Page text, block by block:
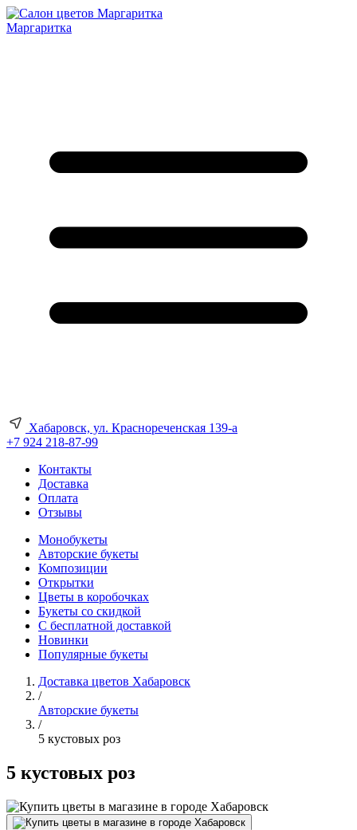
Маргаритка
Хабаровск, ул. Краснореченская 139-а
+7 924 218-87-99
Контакты
Доставка
Оплата
Отзывы
Монобукеты
Авторские букеты
Композиции
Открытки
Цветы в коробочках
Букеты со скидкой
С бесплатной доставкой
Новинки
Популярные букеты
Доставка цветов Хабаровск
/
Авторские букеты
/
5 кустовых роз
5 кустовых роз